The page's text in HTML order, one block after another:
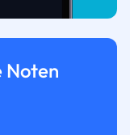
Noten